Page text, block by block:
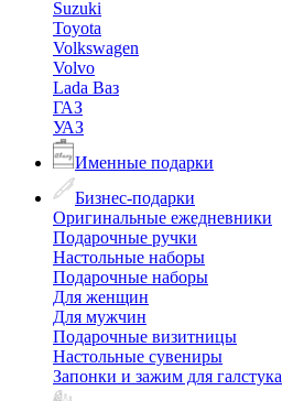
Suzuki
Toyota
Volkswagen
Volvo
Lada Ваз
ГАЗ
УАЗ
Именные подарки
Бизнес-подарки
Оригинальные ежедневники
Подарочные ручки
Настольные наборы
Подарочные наборы
Для женщин
Для мужчин
Подарочные визитницы
Настольные сувениры
Запонки и зажим для галстука